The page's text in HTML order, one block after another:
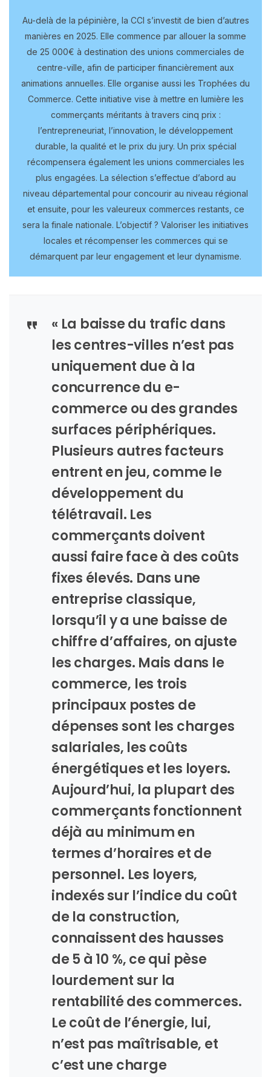
Au-delà de la pépinière, la CCI s’investit de bien d’autres
manières en 2025. Elle commence par allouer la somme
de 25 000€ à destination des unions commerciales de
centre-ville, afin de participer financièrement aux
animations annuelles. Elle organise aussi les Trophées du
Commerce. Cette initiative vise à mettre en lumière les
commerçants méritants à travers cinq prix :
l’entrepreneuriat, l’innovation, le développement
durable, la qualité et le prix du jury. Un prix spécial
récompensera également les unions commerciales les
plus engagées. La sélection s’effectue d’abord au
niveau départemental pour concourir au niveau régional
et ensuite, pour les valeureux commerces restants, ce
sera la finale nationale. L’objectif ? Valoriser les initiatives
locales et récompenser les commerces qui se
démarquent par leur engagement et leur dynamisme.
« La baisse du trafic dans
les centres-villes n’est pas
uniquement due à la
concurrence du e-
commerce ou des grandes
surfaces périphériques.
Plusieurs autres facteurs
entrent en jeu, comme le
développement du
télétravail. Les
commerçants doivent
aussi faire face à des coûts
fixes élevés. Dans une
entreprise classique,
lorsqu’il y a une baisse de
chiffre d’affaires, on ajuste
les charges. Mais dans le
commerce, les trois
principaux postes de
dépenses sont les charges
salariales, les coûts
énergétiques et les loyers.
Aujourd’hui, la plupart des
commerçants fonctionnent
déjà au minimum en
termes d’horaires et de
personnel. Les loyers,
indexés sur l’indice du coût
de la construction,
connaissent des hausses
de 5 à 10 %, ce qui pèse
lourdement sur la
rentabilité des commerces.
Le coût de l’énergie, lui,
n’est pas maîtrisable, et
c’est une charge